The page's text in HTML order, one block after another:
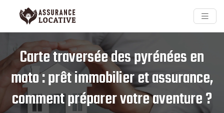
Carte traversée des pyrénées en
moto : prêt immobilier et assurance,
comment préparer votre aventure ?